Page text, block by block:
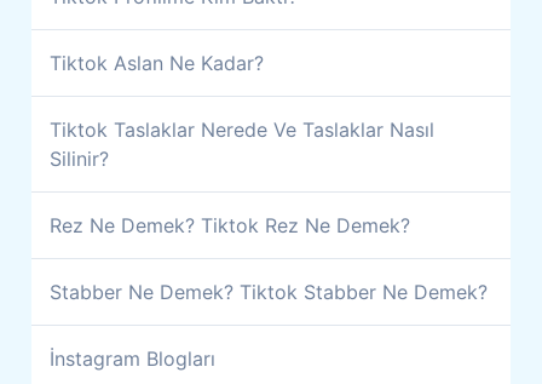
Tiktok Aslan Ne Kadar?
Tiktok Taslaklar Nerede Ve Taslaklar Nasıl
Silinir?
Rez Ne Demek? Tiktok Rez Ne Demek?
Stabber Ne Demek? Tiktok Stabber Ne Demek?
İnstagram Blogları